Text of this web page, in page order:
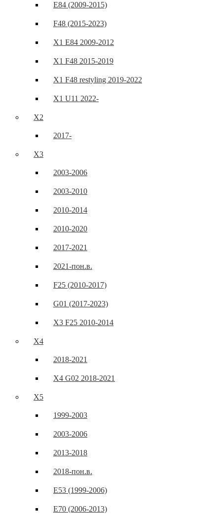
E84 (2009-2015)
F48 (2015-2023)
X1 E84 2009-2012
X1 F48 2015-2019
X1 F48 restyling 2019-2022
X1 U11 2022-
X2
2017-
X3
2003-2006
2003-2010
2010-2014
2010-2020
2017-2021
2021-пон.в.
F25 (2010-2017)
G01 (2017-2023)
X3 F25 2010-2014
X4
2018-2021
X4 G02 2018-2021
X5
1999-2003
2003-2006
2013-2018
2018-пон.в.
E53 (1999-2006)
E70 (2006-2013)